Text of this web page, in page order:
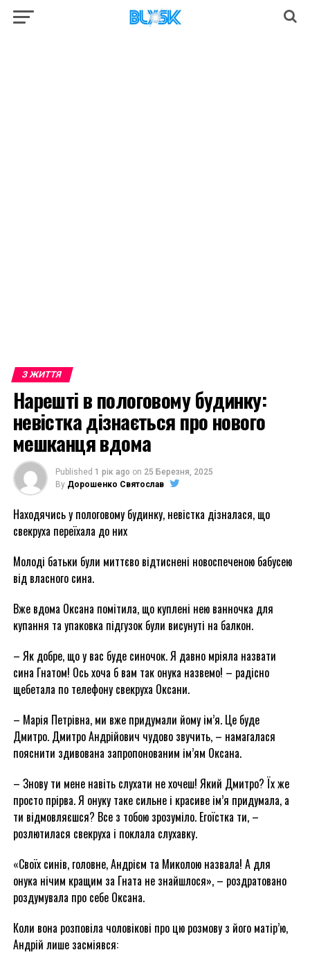
З ЖИТТЯ
Нарешті в пологовому будинку:
невістка дізнається про нового
мешканця вдома
Published 1 рік ago on 25 Березня, 2025
By Дорошенко Святослав
Находячись у пологовому будинку, невістка дізналася, що
свекруха переїхала до них
Молоді батьки були миттєво відтиснені новоспеченою бабусею
від власного сина.
Вже вдома Оксана помітила, що куплені нею ванночка для
купання та упаковка підгузок були висунуті на балкон.
– Як добре, що у вас буде синочок. Я давно мріяла назвати
сина Гнатом! Ось хоча б вам так онука назвемо! – радісно
щебетала по телефону свекруха Оксани.
– Марія Петрівна, ми вже придумали йому ім’я. Це буде
Дмитро. Дмитро Андрійович чудово звучить, – намагалася
пояснити здивована запропонованим ім’ям Оксана.
– Знову ти мене навіть слухати не хочеш! Який Дмитро? Їх же
просто прірва. Я онуку таке сильне і красиве ім’я придумала, а
ти відмовляєшся? Все з тобою зрозуміло. Егоїстка ти, –
розлютилася свекруха і поклала слухавку.
«Своїх синів, головне, Андрієм та Миколою назвала! А для
онука нічим кращим за Гната не знайшлося», – роздратовано
роздумувала про себе Оксана.
Коли вона розповіла чоловікові про цю розмову з його матір’ю,
Андрій лише засміявся: